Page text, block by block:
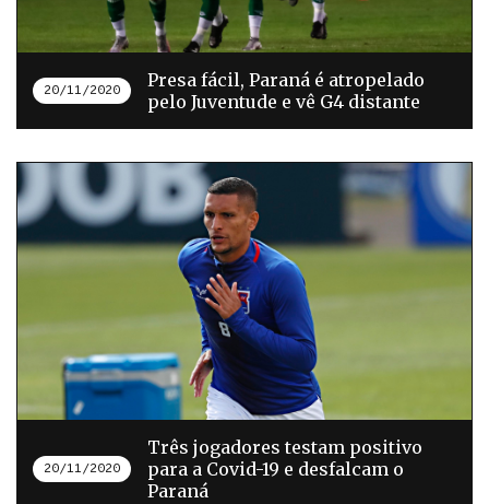
20/11/2020
Presa fácil, Paraná é atropelado
pelo Juventude e vê G4 distante
20/11/2020
Três jogadores testam positivo
para a Covid-19 e desfalcam o
Paraná